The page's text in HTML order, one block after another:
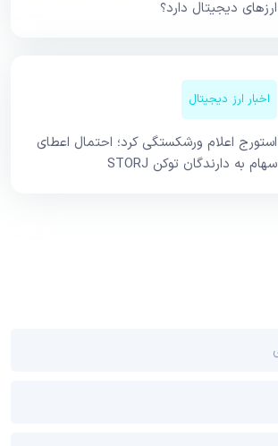
ارزهای دیجیتال دارد؟
اخبار ارز دیجیتال
استورج اعلام ورشکستگی کرد؛ احتمال اعطای
سهام به دارندگان توکن STORJ